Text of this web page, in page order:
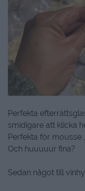
Perfekta
smidigare att klicka
Perfekta för mousse
Och huuuuur fina?
Sedan något till